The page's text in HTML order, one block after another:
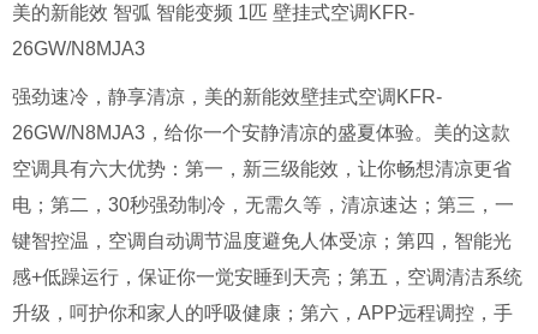
美的新能效 智弧 智能变频 1匹 壁挂式空调KFR-
26GW/N8MJA3
强劲速冷，静享清凉，美的新能效壁挂式空调KFR-
26GW/N8MJA3，给你一个安静清凉的盛夏体验。美的这款
空调具有六大优势：第一，新三级能效，让你畅想清凉更省
电；第二，30秒强劲制冷，无需久等，清凉速达；第三，一
键智控温，空调自动调节温度避免人体受凉；第四，智能光
感+低躁运行，保证你一觉安睡到天亮；第五，空调清洁系统
升级，呵护你和家人的呼吸健康；第六，APP远程调控，手